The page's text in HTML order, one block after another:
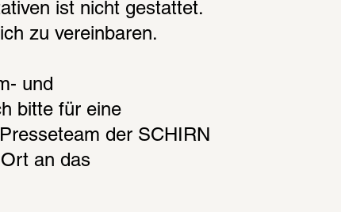
ist nicht gestattet.
zu vereinbaren.
und
bitte für eine
der SCHIRN
an das